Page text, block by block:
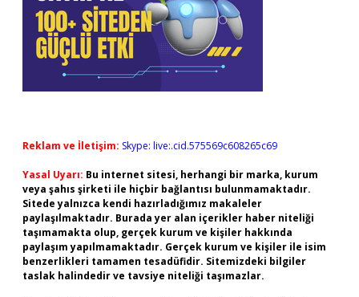
Reklam ve İletişim: Skype: live:.cid.575569c608265c69
Yasal Uyarı: Bu internet sitesi, herhangi bir marka, kurum
veya şahıs şirketi ile hiçbir bağlantısı bulunmamaktadır.
Sitede yalnızca kendi hazırladığımız makaleler
paylaşılmaktadır. Burada yer alan içerikler haber niteliği
taşımamakta olup, gerçek kurum ve kişiler hakkında
paylaşım yapılmamaktadır. Gerçek kurum ve kişiler ile isim
benzerlikleri tamamen tesadüfidir. Sitemizdeki bilgiler
taslak halindedir ve tavsiye niteliği taşımazlar.